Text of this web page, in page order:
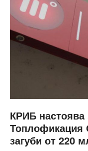
КРИБ настоява
Топлофикация
загуби от 220